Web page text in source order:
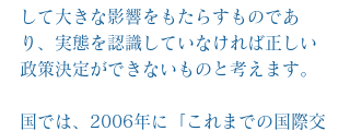
して大きな影響をもたらすものであ
り、実態を認識していなければ正しい
政策決定ができないものと考えます。
国では、2006年に「これまでの国際交